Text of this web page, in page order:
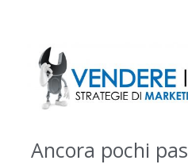
Ancora pochi